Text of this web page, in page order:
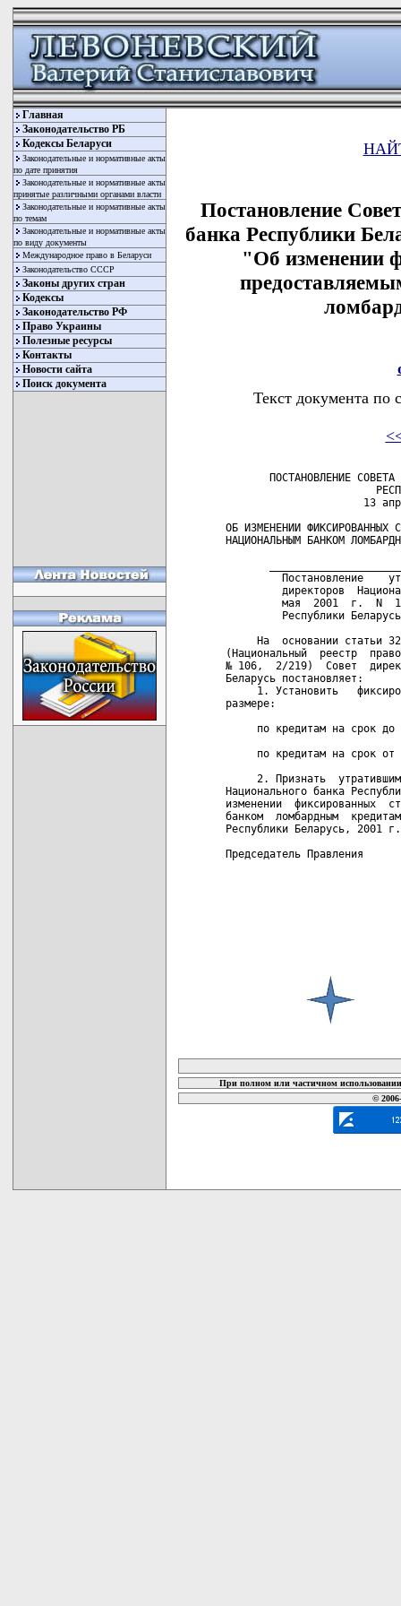
Главная
Законодательство РБ
Кодексы Беларуси
Законодательные и нормативные акты
по дате принятия
Законодательные и нормативные акты
принятые различными органами власти
Законодательные и нормативные акты
по темам
Законодательные и нормативные акты
по виду документы
Международное право в Беларуси
Законодательство СССР
Законы других стран
Кодексы
Законодательство РФ
Право Украины
Полезные ресурсы
Контакты
Новости сайта
Поиск документа
Постановление
банка Республики
"Об изменении
Текст документа по
ПОСТАНОВЛЕНИЕ СОВЕТА
13
ОБ ИЗМЕНЕНИИ ФИКСИРОВАННЫХ
НАЦИОНАЛЬНЫМ БАНКОМ
Постановление
директоров
мая  2001  г.  N
Республики
На  основании статьи
(Национальный  реестр
№ 106,  2/219)  Совет
Беларусь постановляет:
1. Установить
размере:
по кредитам на срок до
по кредитам на срок от
2. Признать
Национального банка
изменении  фиксированных
банком  ломбардным
Республики Беларусь,
Председатель
При полном или частичном
©